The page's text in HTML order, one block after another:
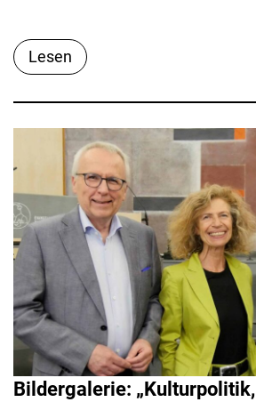
Lesen
Bildergalerie: „Kulturpolitik,